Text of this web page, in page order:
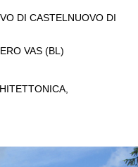
DI CASTELNUOVO DI
VAS (BL)